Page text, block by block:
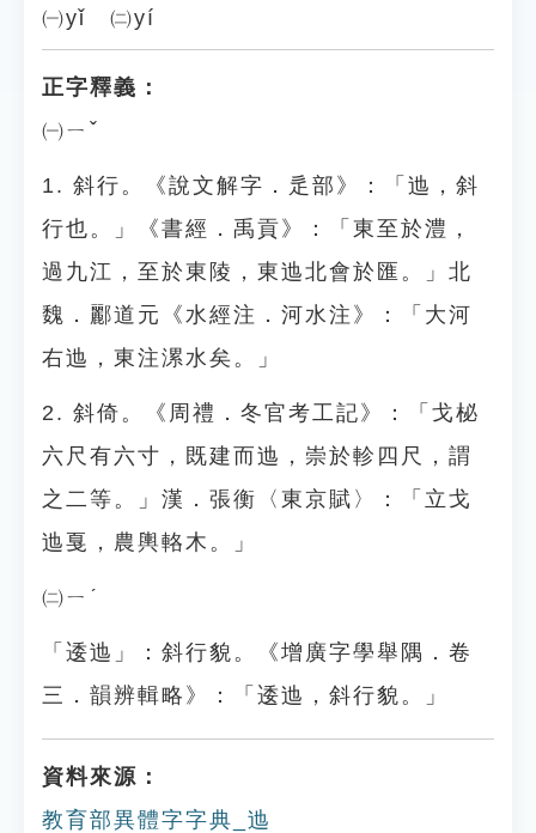
㈠yǐ ㈡yí
正字釋義：
㈠ㄧˇ
1. 斜行。《說文解字．辵部》：「迆，斜
行也。」《書經．禹貢》：「東至於澧，
過九江，至於東陵，東迆北會於匯。」北
魏．酈道元《水經注．河水注》：「大河
右迆，東注漯水矣。」
2. 斜倚。《周禮．冬官考工記》：「戈柲
六尺有六寸，既建而迆，崇於軫四尺，謂
之二等。」漢．張衡〈東京賦〉：「立戈
迆戛，農輿輅木。」
㈡ㄧˊ
「逶迆」：斜行貌。《增廣字學舉隅．卷
三．韻辨輯略》：「逶迆，斜行貌。」
資料來源：
教育部異體字字典_迆